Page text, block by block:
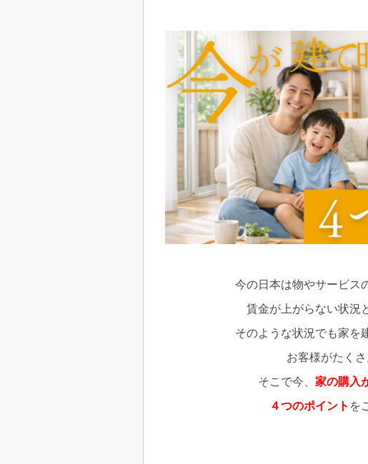
今の日本は物やサービス
賃金が上がらない状況
そのような状況でも家を
お客様がたくさ
そこで今、 家の購入
４つのポイント を